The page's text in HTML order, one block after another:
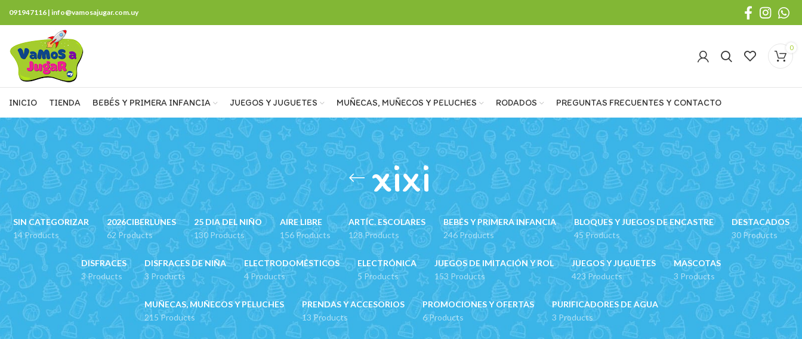
091947116 | info@vamosajugar.com.uy
0
INICIO TIENDA BEBÉS Y PRIMERA INFANCIA JUEGOS Y JUGUETES MUÑECAS, MUÑECOS Y PELUCHES RODADOS PREGUNTAS FRECUENTES Y CONTACTO
xixi
SIN CATEGORIZAR
14 Products
2026CIBERLUNES
62 Products
25 DIA DEL NIÑO
130 Products
AIRE LIBRE
156 Products
ARTÍC. ESCOLARES
128 Products
BEBÉS Y PRIMERA INFANCIA
246 Products
BLOQUES Y JUEGOS DE ENCASTRE
45 Products
DESTACADOS
30 Products
DISFRACES
3 Products
DISFRACES DE NIÑA
3 Products
ELECTRODOMÉSTICOS
4 Products
ELECTRÓNICA
5 Products
JUEGOS DE IMITACIÓN Y ROL
153 Products
JUEGOS Y JUGUETES
423 Products
MASCOTAS
3 Products
MUÑECAS, MUÑECOS Y PELUCHES
215 Products
PRENDAS Y ACCESORIOS
13 Products
PROMOCIONES Y OFERTAS
6 Products
PURIFICADORES DE AGUA
3 Products